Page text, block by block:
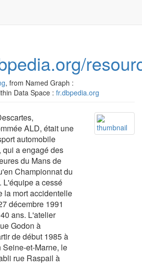
, from Named Graph :
Data Space : fr.dbpedia.org
ALD, était une
automobile
qui a engagé des
du Mans de
Championnat du
L'équipe a cessé
la mort accidentelle
décembre 1991
ans. L'atelier
Godon à
de début 1985 à
Seine-et-Marne, le
rue Raspail à